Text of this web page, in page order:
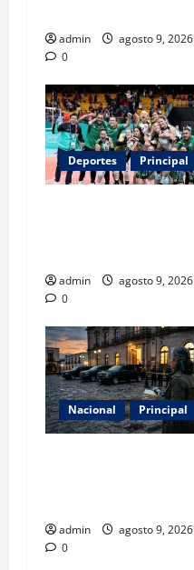
admin
agosto 9, 2026
0
Deportes Principal
admin
agosto 9, 2026
0
Nacional Principal
admin
agosto 9, 2026
0